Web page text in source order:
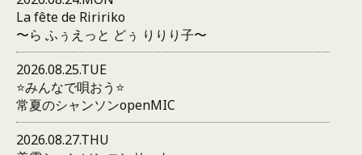
La fête de Riririko
〜ら ふぅえっと どぅ りりり子〜
2026.08.25.TUE
⭐️みんなで唄おう⭐️
常夏のシャンソンopenMIC
2026.08.27.THU